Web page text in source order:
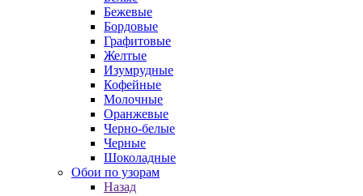
Бежевые
Бордовые
Графитовые
Желтые
Изумрудные
Кофейные
Молочные
Оранжевые
Черно-белые
Черные
Шоколадные
Обои по узорам
Назад